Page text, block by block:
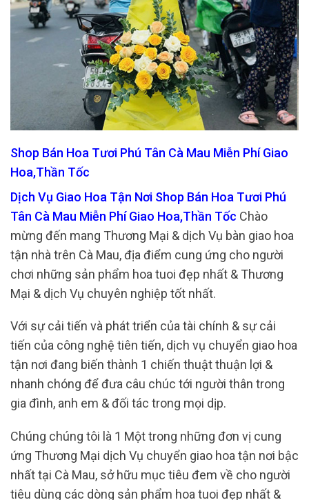
Shop Bán Hoa Tươi Phú Tân Cà Mau Miễn Phí Giao
Hoa,Thần Tốc
Dịch Vụ Giao Hoa Tận Nơi Shop Bán Hoa Tươi Phú
Tân Cà Mau Miễn Phí Giao Hoa,Thần Tốc Chào
mừng đến mang Thương Mại & dịch Vụ bàn giao hoa
tận nhà trên Cà Mau, địa điểm cung ứng cho người
chơi những sản phẩm hoa tuoi đẹp nhất & Thương
Mại & dịch Vụ chuyên nghiệp tốt nhất.
Với sự cải tiến và phát triển của tài chính & sự cải
tiến của công nghệ tiên tiến, dịch vụ chuyển giao hoa
tận nơi đang biến thành 1 chiến thuật thuận lợi &
nhanh chóng để đưa câu chúc tới người thân trong
gia đình, anh em & đối tác trong mọi dịp.
Chúng chúng tôi là 1 Một trong những đơn vị cung
ứng Thương Mại dịch Vụ chuyển giao hoa tận nơi bậc
nhất tại Cà Mau, sở hữu mục tiêu đem về cho người
tiêu dùng các dòng sản phẩm hoa tuoi đẹp nhất &